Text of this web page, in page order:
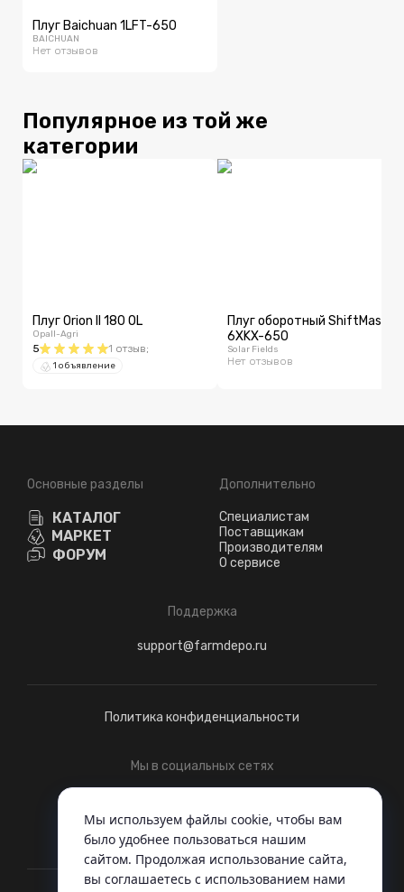
Плуг Baichuan 1LFT-650
BAICHUAN
Нет отзывов
Популярное из той же
категории
Плуг Orion II 180 OL
Opall-Agri
5 1 отзыв;
1 объявление
Плуг оборотный ShiftMaster
6XKX-650
Solar Fields
Нет отзывов
Основные разделы
КАТАЛОГ
МАРКЕТ
ФОРУМ
Дополнительно
Специалистам
Поставщикам
Производителям
О сервисе
Поддержка
support@farmdepo.ru
Политика конфиденциальности
Мы в социальных сетях
Мы используем файлы cookie, чтобы вам
было удобнее пользоваться нашим
сайтом. Продолжая использование сайта,
вы соглашаетесь c использованием нами